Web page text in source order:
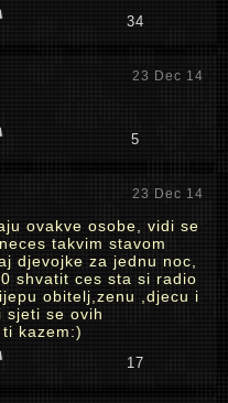
34
23 Dec 14
5
23 Dec 14
ovakve osobe, vidi se
takvim stavom
djevojke za jednu noc,
shvatit ces sta si radio
obitelj,zenu ,djecu i
sjeti se ovih
kazem:)
17